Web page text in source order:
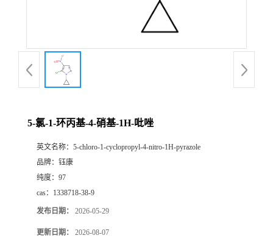
5-氯-1-环丙基-4-硝基-1H-吡唑
英文名称： 5-chloro-1-cyclopropyl-4-nitro-1H-pyrazole
品牌： 钰康
纯度： 97
cas： 1338718-38-9
发布日期： 2026-05-29
更新日期： 2026-08-07